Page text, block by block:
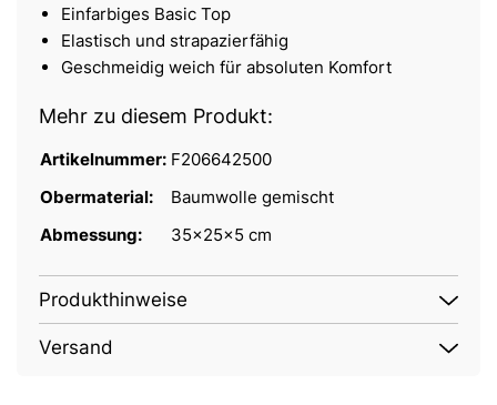
Einfarbiges Basic Top
Elastisch und strapazierfähig
Geschmeidig weich für absoluten Komfort
Mehr zu diesem Produkt:
Artikelnummer: F206642500
Obermaterial:
Baumwolle gemischt
Abmessung:
35x25x5 cm
Produkthinweise
Versand